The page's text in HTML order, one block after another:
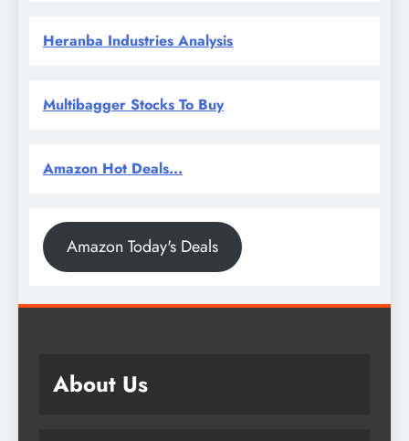
Heranba Industries Analysis
Multibagger Stocks To Buy
Amazon Hot Deals...
Amazon Today's Deals
About Us